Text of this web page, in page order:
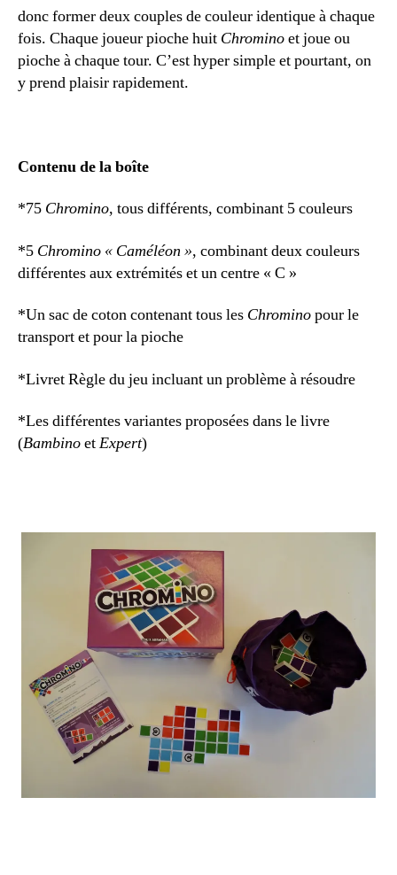
donc former deux couples de couleur identique à chaque
fois. Chaque joueur pioche huit Chrominoet joue ou
pioche à chaque tour. C’est hyper simple et pourtant, on
y prend plaisir rapidement.
Contenu de la boîte
*75 Chromino, tous différents, combinant 5 couleurs
*5 Chromino « Caméléon », combinant deux couleurs
différentes aux extrémités et un centre « C »
*Un sac de coton contenant tous les Chrominopour le
transport et pour la pioche
*Livret Règle du jeu incluant un problème à résoudre
*Les différentes variantes proposées dans le livre
(BambinoetExpert)